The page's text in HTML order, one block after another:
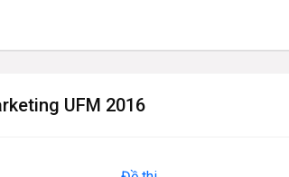
UFM 2016